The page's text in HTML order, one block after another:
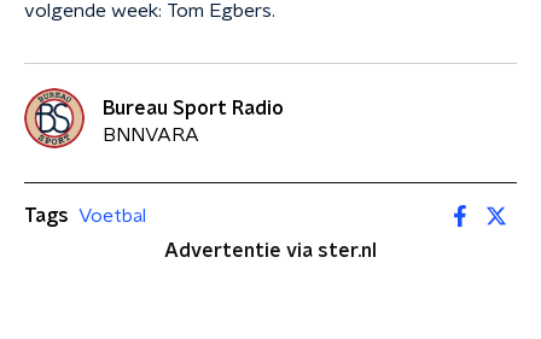
volgende week: Tom Egbers.
Bureau Sport Radio
BNNVARA
Tags Voetbal
Advertentie via ster.nl